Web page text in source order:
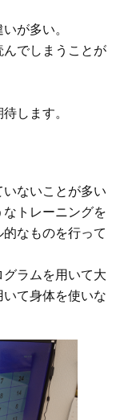
が多い。
んでしまうことが
します。
ないことが多い
トレーニングを
なものを行って
ラムを用いて大
て身体を使いな